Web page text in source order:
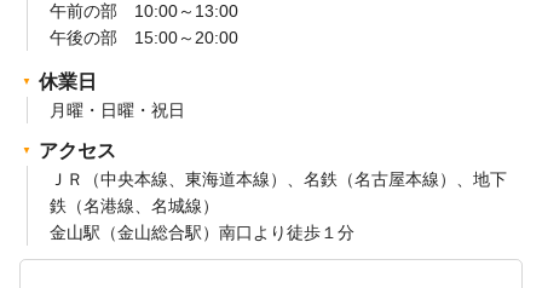
午前の部 10:00～13:00
午後の部 15:00～20:00
休業日
月曜・日曜・祝日
アクセス
ＪＲ（中央本線、東海道本線）、名鉄（名古屋本線）、地下
鉄（名港線、名城線）
金山駅（金山総合駅）南口より徒歩１分